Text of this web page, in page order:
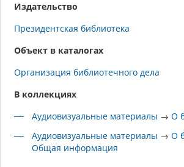
Издательство
Президентская библиотека
Объект в каталогах
Организация библиотечного дела
В коллекциях
Аудиовизуальные материалы →О
Аудиовизуальные материалы →О
Общая информация